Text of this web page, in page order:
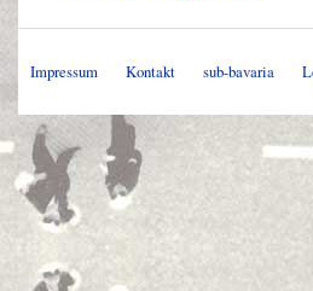
Impressum Kontakt sub-bavaria